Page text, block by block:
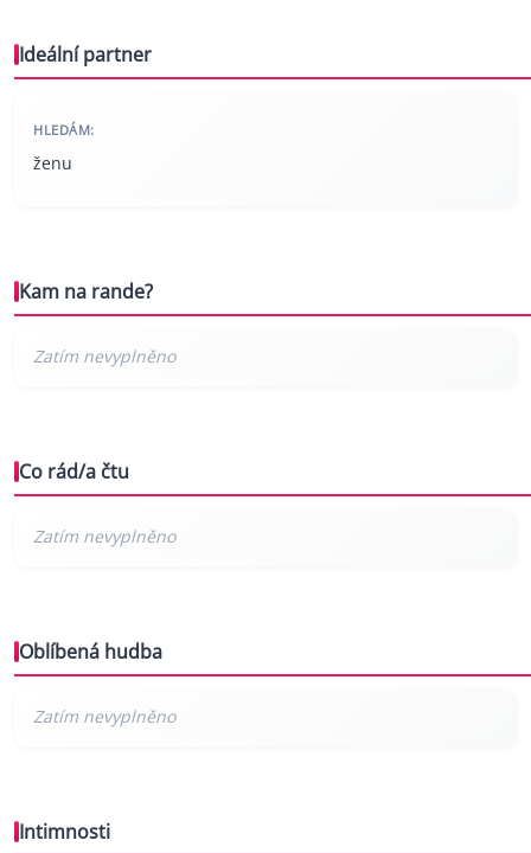
Ideální partner
HLEDÁM:
ženu
Kam na rande?
Co rád/a čtu
Oblíbená hudba
Intimnosti